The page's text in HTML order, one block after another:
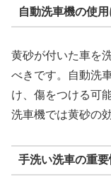
自動洗車機の使
黄砂が付いた車を
べきです。自動洗
け、傷をつける可
洗車機では黄砂の
手洗い洗車の重要